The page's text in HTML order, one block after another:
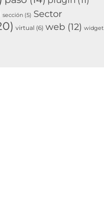
sección (5) Sector
virtual (6) web (12) widget